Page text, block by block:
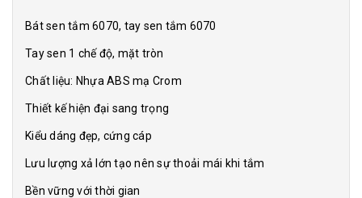
Bát sen tắm 6070, tay sen tắm 6070
Tay sen 1 chế độ, mặt tròn
Chất liệu: Nhựa ABS mạ Crom
Thiết kế hiện đại sang trọng
Kiểu dáng đẹp, cứng cáp
Lưu lượng xả lớn tạo nên sự thoải mái khi tắm
Bền vững với thời gian